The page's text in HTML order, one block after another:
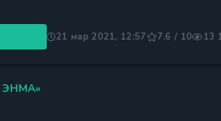
21 мар 2021, 12:57 7.6 / 10 13